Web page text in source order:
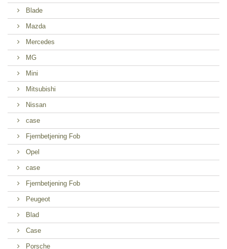
Blade
Mazda
Mercedes
MG
Mini
Mitsubishi
Nissan
case
Fjernbetjening Fob
Opel
case
Fjernbetjening Fob
Peugeot
Blad
Case
Porsche